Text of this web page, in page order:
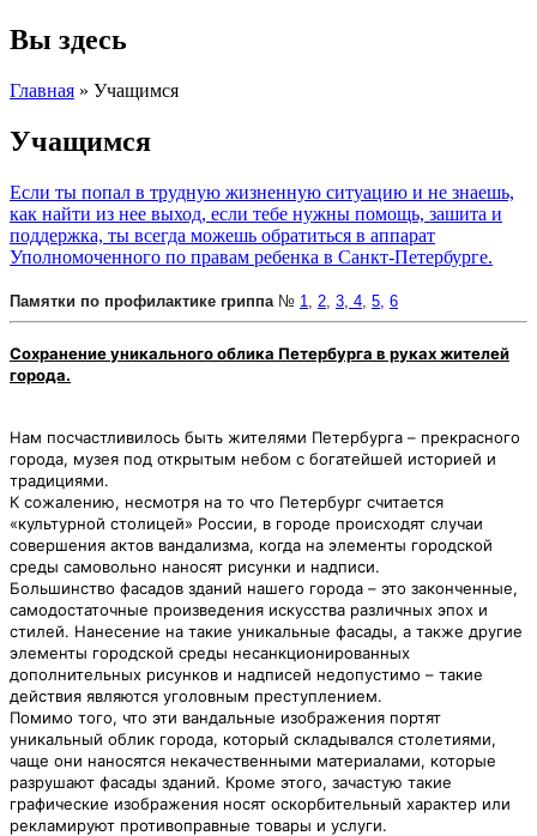
Вы здесь
Главная » Учащимся
Учащимся
Если ты попал в трудную жизненную ситуацию и не знаешь,
как найти из нее выход, если тебе нужны помощь, зашита и
поддержка, ты всегда можешь обратиться в аппарат
Уполномоченного по правам ребенка в Санкт-Петербурге.
Памятки по профилактике гриппа № 1 2 3 4 5, 6
Сохранение уникального облика Петербурга в руках жителей
города.
Нам посчастливилось быть жителями Петербурга – прекрасного
города, музея под открытым небом с богатейшей историей и
традициями.
К сожалению, несмотря на то что Петербург считается
«культурной столицей» России, в городе происходят случаи
совершения актов вандализма, когда на элементы городской
среды самовольно наносят рисунки и надписи.
Большинство фасадов зданий нашего города – это законченные,
самодостаточные произведения искусства различных эпох и
стилей. Нанесение на такие уникальные фасады, а также другие
элементы городской среды несанкционированных
дополнительных рисунков и надписей недопустимо – такие
действия являются уголовным преступлением.
Помимо того, что эти вандальные изображения портят
уникальный облик города, который складывался столетиями,
чаще они наносятся некачественными материалами, которые
разрушают фасады зданий. Кроме этого, зачастую такие
графические изображения носят оскорбительный характер или
рекламируют противоправные товары и услуги.